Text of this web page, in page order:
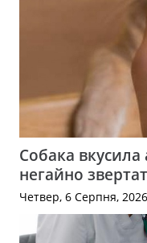
Собака вкусила
негайно
Четвер, 6 Серпня, 2026